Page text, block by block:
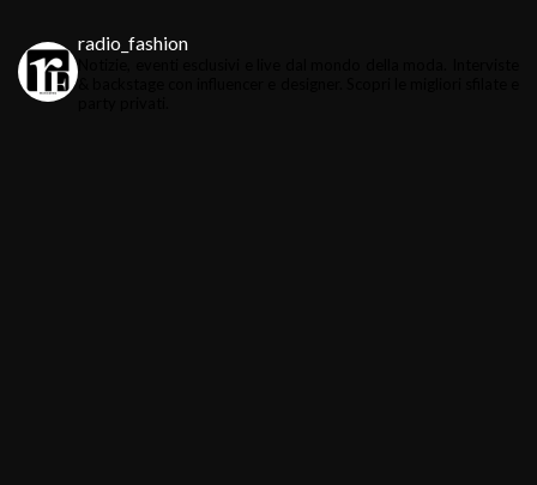
radio_fashion